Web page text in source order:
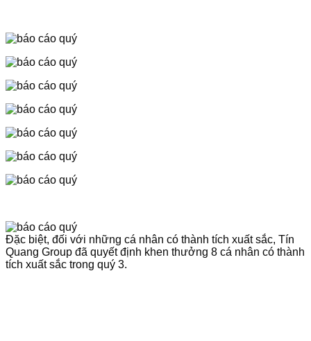
Đặc biệt, đối với những cá nhân có thành tích xuất sắc, Tín
Quang Group đã quyết định khen thưởng 8 cá nhân có thành
tích xuất sắc trong quý 3.